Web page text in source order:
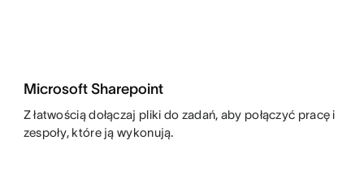
Microsoft Sharepoint
Z łatwością dołączaj pliki do zadań, aby połączyć pracę i
zespoły, które ją wykonują.